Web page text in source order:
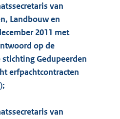
van
Landbouw en
2011 met
op de
Gedupeerden
erfpachtcontracten
);
van